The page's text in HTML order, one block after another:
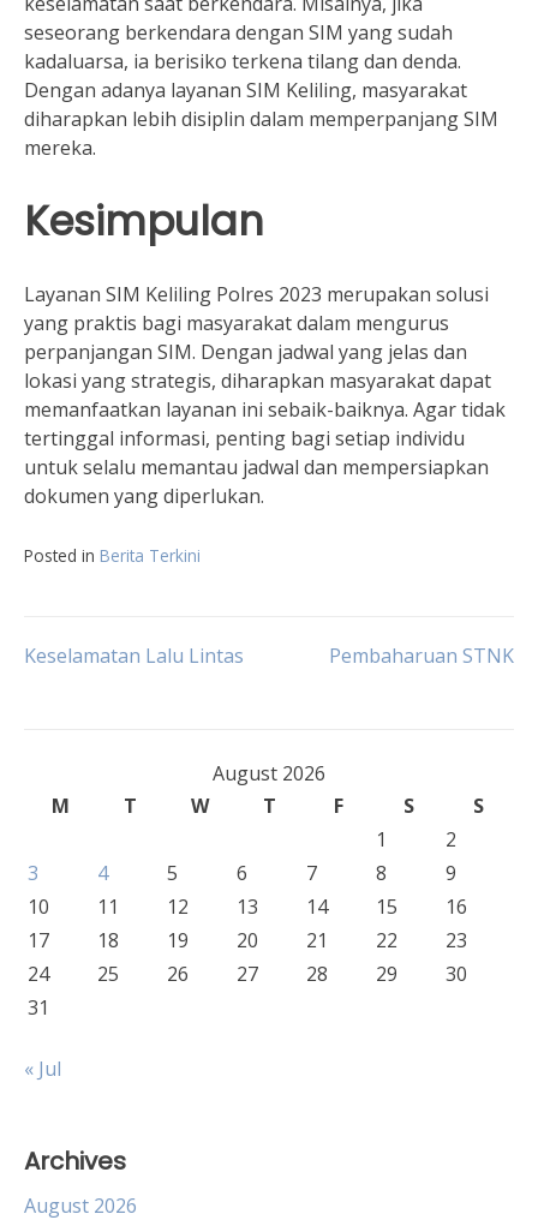
seseorang berkendara dengan SIM yang sudah
kadaluarsa, ia berisiko terkena tilang dan denda.
Dengan adanya layanan SIM Keliling, masyarakat
diharapkan lebih disiplin dalam memperpanjang SIM
mereka.
Kesimpulan
Layanan SIM Keliling Polres 2023 merupakan solusi
yang praktis bagi masyarakat dalam mengurus
perpanjangan SIM. Dengan jadwal yang jelas dan
lokasi yang strategis, diharapkan masyarakat dapat
memanfaatkan layanan ini sebaik-baiknya. Agar tidak
tertinggal informasi, penting bagi setiap individu
untuk selalu memantau jadwal dan mempersiapkan
dokumen yang diperlukan.
Posted in Berita Terkini
Post
Keselamatan Lalu Lintas Pembaharuan STNK
August 2026
M
T W T F S
S
1
2
3
4 5 6 7 8
9
10
11 12 13 14 15
16
17
18 19 20 21 22
23
24
25 26 27 28 29
30
31
« Jul
Archives
August 2026